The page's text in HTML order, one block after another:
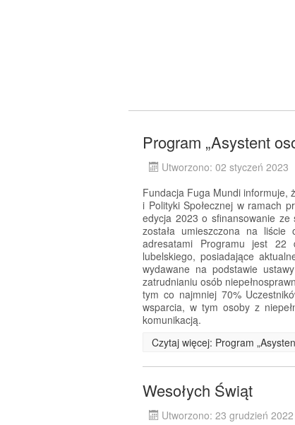
Program „Asystent
Utworzono: 02 styczeń 2023
Fundacja Fuga Mundi informuje,
i Polityki Społecznej w ramach
edycja 2023 o sfinansowanie ze
została umieszczona na
adresatami Programu jest 22
lubelskiego, posiadające
wydawane na podstawie
zatrudnianiu osób
tym co najmniej 70%
wsparcia, w tym osoby z
komunikacją.
Czytaj więcej: Program
Wesołych Świąt
Utworzono: 23 grudzień 2022